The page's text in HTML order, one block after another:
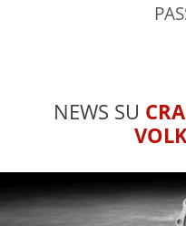
NEWS SU